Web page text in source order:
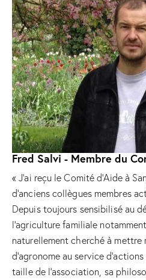
Fred Salvi - Membre du
« J’ai reçu le Comité d’Aide à
d’anciens collègues membres
Depuis toujours sensibilisé au
l’agriculture familiale
naturellement cherché à mettre
d’agronome au service
taille de l’association, sa